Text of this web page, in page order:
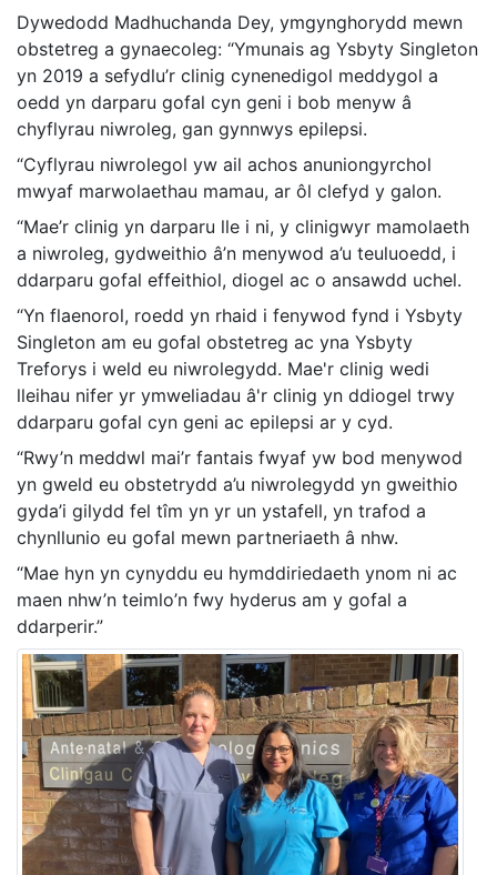
Dywedodd Madhuchanda Dey, ymgynghorydd mewn
obstetreg a gynaecoleg: “Ymunais ag Ysbyty Singleton
yn 2019 a sefydlu’r clinig cynenedigol meddygol a
oedd yn darparu gofal cyn geni i bob menyw â
chyflyrau niwroleg, gan gynnwys epilepsi.
“Cyflyrau niwrolegol yw ail achos anuniongyrchol
mwyaf marwolaethau mamau, ar ôl clefyd y galon.
“Mae’r clinig yn darparu lle i ni, y clinigwyr mamolaeth
a niwroleg, gydweithio â’n menywod a’u teuluoedd, i
ddarparu gofal effeithiol, diogel ac o ansawdd uchel.
“Yn flaenorol, roedd yn rhaid i fenywod fynd i Ysbyty
Singleton am eu gofal obstetreg ac yna Ysbyty
Treforys i weld eu niwrolegydd. Mae'r clinig wedi
lleihau nifer yr ymweliadau â'r clinig yn ddiogel trwy
ddarparu gofal cyn geni ac epilepsi ar y cyd.
“Rwy’n meddwl mai’r fantais fwyaf yw bod menywod
yn gweld eu obstetrydd a’u niwrolegydd yn gweithio
gyda’i gilydd fel tîm yn yr un ystafell, yn trafod a
chynllunio eu gofal mewn partneriaeth â nhw.
“Mae hyn yn cynyddu eu hymddiriedaeth ynom ni ac
maen nhw’n teimlo’n fwy hyderus am y gofal a
ddarperir.”